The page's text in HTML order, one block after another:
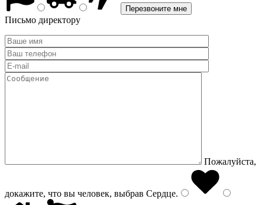
Письмо директору
Пожалуйста,
докажите, что вы человек, выбрав Сердце.